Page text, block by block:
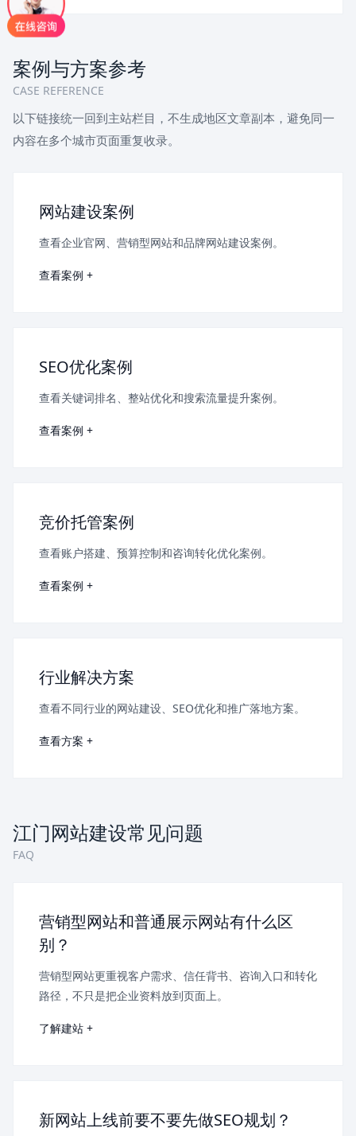
案例与方案参考
CASE REFERENCE
以下链接统一回到主站栏目，不生成地区文章副本，避免同一
内容在多个城市页面重复收录。
网站建设案例
查看企业官网、营销型网站和品牌网站建设案例。
查看案例 +
SEO优化案例
查看关键词排名、整站优化和搜索流量提升案例。
查看案例 +
竞价托管案例
查看账户搭建、预算控制和咨询转化优化案例。
查看案例 +
行业解决方案
查看不同行业的网站建设、SEO优化和推广落地方案。
查看方案 +
江门网站建设常见问题
FAQ
营销型网站和普通展示网站有什么区
别？
营销型网站更重视客户需求、信任背书、咨询入口和转化
路径，不只是把企业资料放到页面上。
了解建站 +
新网站上线前要不要先做SEO规划？